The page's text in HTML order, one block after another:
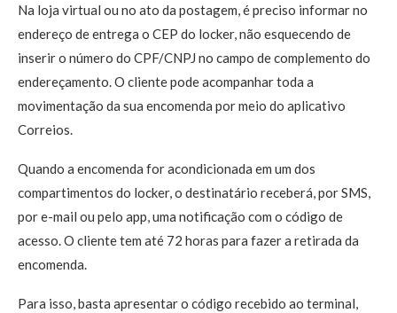
Na loja virtual ou no ato da postagem, é preciso informar no
endereço de entrega o CEP do locker, não esquecendo de
inserir o número do CPF/CNPJ no campo de complemento do
endereçamento. O cliente pode acompanhar toda a
movimentação da sua encomenda por meio do aplicativo
Correios.
Quando a encomenda for acondicionada em um dos
compartimentos do locker, o destinatário receberá, por SMS,
por e-mail ou pelo app, uma notificação com o código de
acesso. O cliente tem até 72 horas para fazer a retirada da
encomenda.
Para isso, basta apresentar o código recebido ao terminal,